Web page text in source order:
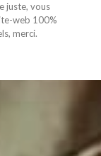
juste, vous
web 100%
merci.